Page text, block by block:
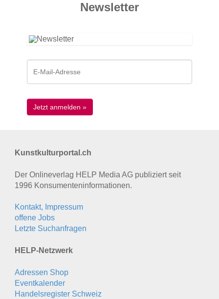
News­letter
Kunstkulturportal.ch
Der Onlineverlag HELP Media AG publiziert seit
1996 Konsumenten­informationen.
Kontakt, Impressum
offene Jobs
Letzte Suchanfragen
HELP-Netzwerk
Adressen Shop
Eventkalender
Handelsregister Schweiz